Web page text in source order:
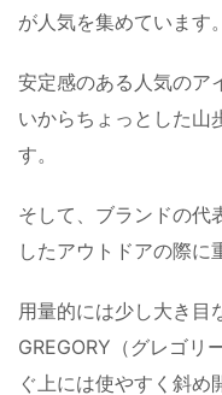
が人気を集めています。
安定感のある人気のア
いからちょっとした山
す。
そして、ブランドの代
したアウトドアの際に
用量的には少し大き目
GREGORY（グレゴリ
ぐ上には使やすく斜め